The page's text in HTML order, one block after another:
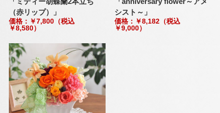
（赤リップ）」
価格：￥7,800（税込
￥8,580）
シスト～」
価格：￥8,182（税込
￥9,000）